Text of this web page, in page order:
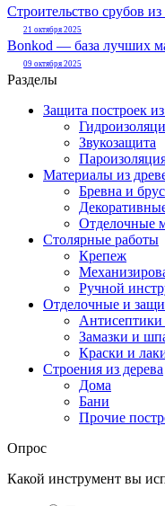
Строительство срубов
21 октября 2025
Bonkod — база лучших
09 октября 2025
Разделы
Защита построек
Звукозащита
Материалы из
Бревна и брус
Отделочные
Столярные работы
Крепеж
Ручной
Отделочные и
Антисептики
Замазки и
Краски и
Строения из дерева
Дома
Бани
Прочие
Опрос
Какой инструмент вы